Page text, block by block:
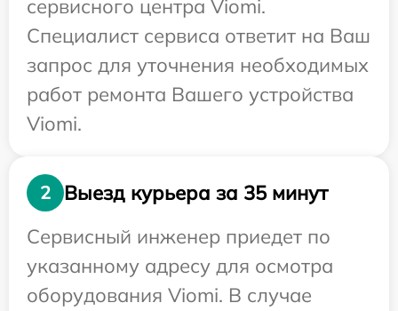
сервисного центра Viomi.
Специалист сервиса ответит на Ваш
запрос для уточнения необходимых
работ ремонта Вашего устройства
Viomi.
2
Выезд курьера за 35 минут
Сервисный инженер приедет по
указанному адресу для осмотра
оборудования Viomi. В случае